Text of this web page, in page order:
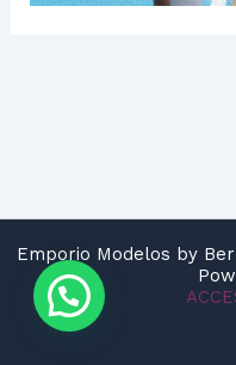
Emporio Modelos by